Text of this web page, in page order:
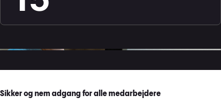
Sikker og nem adgang for alle medarbejdere